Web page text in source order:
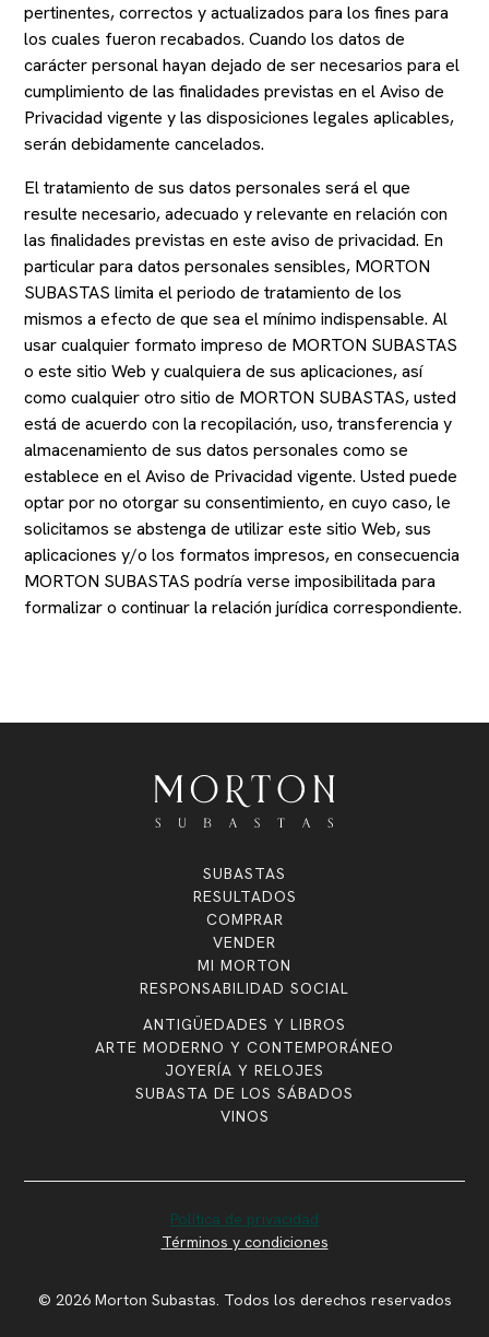
pertinentes, correctos y actualizados para los fines para
los cuales fueron recabados. Cuando los datos de
carácter personal hayan dejado de ser necesarios para el
cumplimiento de las finalidades previstas en el Aviso de
Privacidad vigente y las disposiciones legales aplicables,
serán debidamente cancelados.
El tratamiento de sus datos personales será el que
resulte necesario, adecuado y relevante en relación con
las finalidades previstas en este aviso de privacidad. En
particular para datos personales sensibles, MORTON
SUBASTAS limita el periodo de tratamiento de los
mismos a efecto de que sea el mínimo indispensable. Al
usar cualquier formato impreso de MORTON SUBASTAS
o este sitio Web y cualquiera de sus aplicaciones, así
como cualquier otro sitio de MORTON SUBASTAS, usted
está de acuerdo con la recopilación, uso, transferencia y
almacenamiento de sus datos personales como se
establece en el Aviso de Privacidad vigente. Usted puede
optar por no otorgar su consentimiento, en cuyo caso, le
solicitamos se abstenga de utilizar este sitio Web, sus
aplicaciones y/o los formatos impresos, en consecuencia
MORTON SUBASTAS podría verse imposibilitada para
formalizar o continuar la relación jurídica correspondiente.
SUBASTAS
RESULTADOS
COMPRAR
VENDER
MI MORTON
RESPONSABILIDAD SOCIAL
ANTIGÜEDADES Y LIBROS
ARTE MODERNO Y CONTEMPORÁNEO
JOYERÍA Y RELOJES
SUBASTA DE LOS SÁBADOS
VINOS
© 2026 Morton Subastas. Todos los derechos reservados
Política de privacidad
Términos y condiciones